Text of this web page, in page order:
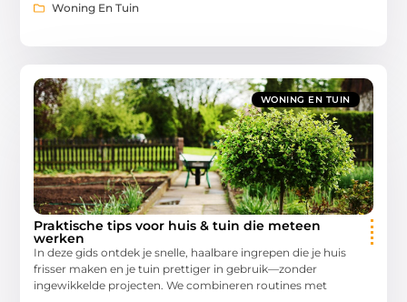
Woning En Tuin
WONING EN TUIN
Praktische tips voor huis & tuin die meteen
werken
In deze gids ontdek je snelle, haalbare ingrepen die je huis
frisser maken en je tuin prettiger in gebruik—zonder
ingewikkelde projecten. We combineren routines met